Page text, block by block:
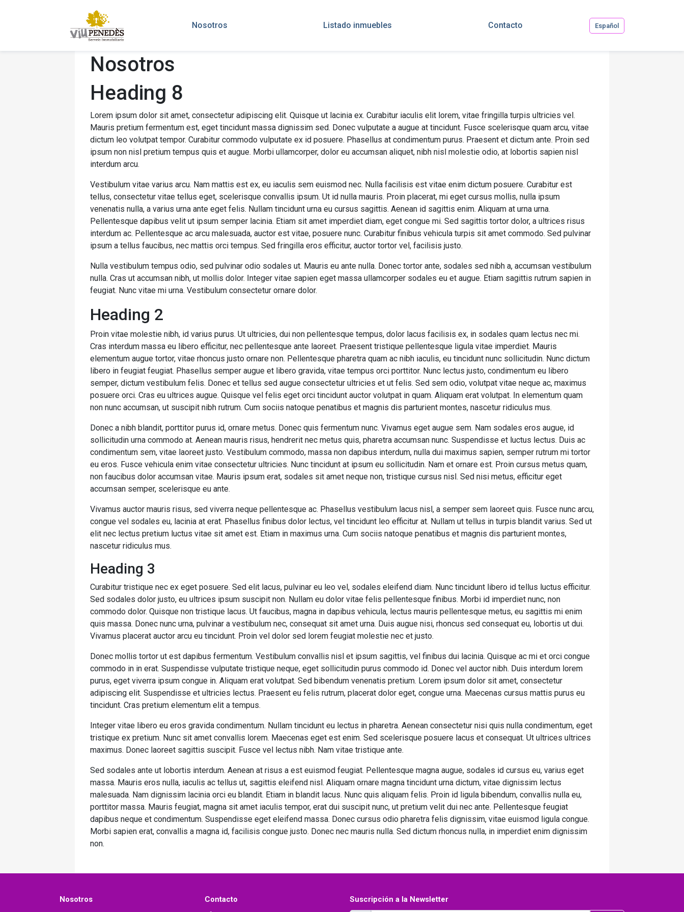
Nosotros Listado inmuebles Contacto Español
Nosotros
Heading 8
Lorem ipsum dolor sit amet, consectetur adipiscing elit. Quisque ut lacinia ex. Curabitur iaculis elit lorem, vitae fringilla turpis ultricies vel.
Mauris pretium fermentum est, eget tincidunt massa dignissim sed. Donec vulputate a augue at tincidunt. Fusce scelerisque quam arcu, vitae
dictum leo volutpat tempor. Curabitur commodo vulputate ex id posuere. Phasellus at condimentum purus. Praesent et dictum ante. Proin sed
ipsum non nisl pretium tempus quis et augue. Morbi ullamcorper, dolor eu accumsan aliquet, nibh nisl molestie odio, at lobortis sapien nisl
interdum arcu.
Vestibulum vitae varius arcu. Nam mattis est ex, eu iaculis sem euismod nec. Nulla facilisis est vitae enim dictum posuere. Curabitur est
tellus, consectetur vitae tellus eget, scelerisque convallis ipsum. Ut id nulla mauris. Proin placerat, mi eget cursus mollis, nulla ipsum
venenatis nulla, a varius urna ante eget felis. Nullam tincidunt urna eu cursus sagittis. Aenean id sagittis enim. Aliquam at urna urna.
Pellentesque dapibus velit ut ipsum semper lacinia. Etiam sit amet imperdiet diam, eget congue mi. Sed sagittis tortor dolor, a ultrices risus
interdum ac. Pellentesque ac arcu malesuada, auctor est vitae, posuere nunc. Curabitur finibus vehicula turpis sit amet commodo. Sed pulvinar
ipsum a tellus faucibus, nec mattis orci tempus. Sed fringilla eros efficitur, auctor tortor vel, facilisis justo.
Nulla vestibulum tempus odio, sed pulvinar odio sodales ut. Mauris eu ante nulla. Donec tortor ante, sodales sed nibh a, accumsan vestibulum
nulla. Cras ut accumsan nibh, ut mollis dolor. Integer vitae sapien eget massa ullamcorper sodales eu et augue. Etiam sagittis rutrum sapien in
feugiat. Nunc vitae mi urna. Vestibulum consectetur ornare dolor.
Heading 2
Proin vitae molestie nibh, id varius purus. Ut ultricies, dui non pellentesque tempus, dolor lacus facilisis ex, in sodales quam lectus nec mi.
Cras interdum massa eu libero efficitur, nec pellentesque ante laoreet. Praesent tristique pellentesque ligula vitae imperdiet. Mauris
elementum augue tortor, vitae rhoncus justo ornare non. Pellentesque pharetra quam ac nibh iaculis, eu tincidunt nunc sollicitudin. Nunc dictum
libero in feugiat feugiat. Phasellus semper augue et libero gravida, vitae tempus orci porttitor. Nunc lectus justo, condimentum eu libero
semper, dictum vestibulum felis. Donec et tellus sed augue consectetur ultricies et ut felis. Sed sem odio, volutpat vitae neque ac, maximus
posuere orci. Cras eu ultrices augue. Quisque vel felis eget orci tincidunt auctor volutpat in quam. Aliquam erat volutpat. In elementum quam
non nunc accumsan, ut suscipit nibh rutrum. Cum sociis natoque penatibus et magnis dis parturient montes, nascetur ridiculus mus.
Donec a nibh blandit, porttitor purus id, ornare metus. Donec quis fermentum nunc. Vivamus eget augue sem. Nam sodales eros augue, id
sollicitudin urna commodo at. Aenean mauris risus, hendrerit nec metus quis, pharetra accumsan nunc. Suspendisse et luctus lectus. Duis ac
condimentum sem, vitae laoreet justo. Vestibulum commodo, massa non dapibus interdum, nulla dui maximus sapien, semper rutrum mi tortor
eu eros. Fusce vehicula enim vitae consectetur ultricies. Nunc tincidunt at ipsum eu sollicitudin. Nam et ornare est. Proin cursus metus quam,
non faucibus dolor accumsan vitae. Mauris ipsum erat, sodales sit amet neque non, tristique cursus nisl. Sed nisi metus, efficitur eget
accumsan semper, scelerisque eu ante.
Vivamus auctor mauris risus, sed viverra neque pellentesque ac. Phasellus vestibulum lacus nisl, a semper sem laoreet quis. Fusce nunc arcu,
congue vel sodales eu, lacinia at erat. Phasellus finibus dolor lectus, vel tincidunt leo efficitur at. Nullam ut tellus in turpis blandit varius. Sed ut
elit nec lectus pretium luctus vitae sit amet est. Etiam in maximus urna. Cum sociis natoque penatibus et magnis dis parturient montes,
nascetur ridiculus mus.
Heading 3
Curabitur tristique nec ex eget posuere. Sed elit lacus, pulvinar eu leo vel, sodales eleifend diam. Nunc tincidunt libero id tellus luctus efficitur.
Sed sodales dolor justo, eu ultrices ipsum suscipit non. Nullam eu dolor vitae felis pellentesque finibus. Morbi id imperdiet nunc, non
commodo dolor. Quisque non tristique lacus. Ut faucibus, magna in dapibus vehicula, lectus mauris pellentesque metus, eu sagittis mi enim
quis massa. Donec nunc urna, pulvinar a vestibulum nec, consequat sit amet urna. Duis augue nisi, rhoncus sed consequat eu, lobortis ut dui.
Vivamus placerat auctor arcu eu tincidunt. Proin vel dolor sed lorem feugiat molestie nec et justo.
Donec mollis tortor ut est dapibus fermentum. Vestibulum convallis nisl et ipsum sagittis, vel finibus dui lacinia. Quisque ac mi et orci congue
commodo in in erat. Suspendisse vulputate tristique neque, eget sollicitudin purus commodo id. Donec vel auctor nibh. Duis interdum lorem
purus, eget viverra ipsum congue in. Aliquam erat volutpat. Sed bibendum venenatis pretium. Lorem ipsum dolor sit amet, consectetur
adipiscing elit. Suspendisse et ultricies lectus. Praesent eu felis rutrum, placerat dolor eget, congue urna. Maecenas cursus mattis purus eu
tincidunt. Cras pretium elementum elit a tempus.
Integer vitae libero eu eros gravida condimentum. Nullam tincidunt eu lectus in pharetra. Aenean consectetur nisi quis nulla condimentum, eget
tristique ex pretium. Nunc sit amet convallis lorem. Maecenas eget est enim. Sed scelerisque posuere lacus et consequat. Ut ultrices ultrices
maximus. Donec laoreet sagittis suscipit. Fusce vel lectus nibh. Nam vitae tristique ante.
Sed sodales ante ut lobortis interdum. Aenean at risus a est euismod feugiat. Pellentesque magna augue, sodales id cursus eu, varius eget
massa. Mauris eros nulla, iaculis ac tellus ut, sagittis eleifend nisl. Aliquam ornare magna tincidunt urna dictum, vitae dignissim lectus
malesuada. Nam dignissim lacinia orci eu blandit. Etiam in blandit lacus. Nunc quis aliquam felis. Proin id ligula bibendum, convallis nulla eu,
porttitor massa. Mauris feugiat, magna sit amet iaculis tempor, erat dui suscipit nunc, ut pretium velit dui nec ante. Pellentesque feugiat
dapibus neque et condimentum. Suspendisse eget eleifend massa. Donec cursus odio pharetra felis dignissim, vitae euismod ligula congue.
Morbi sapien erat, convallis a magna id, facilisis congue justo. Donec nec mauris nulla. Sed dictum rhoncus nulla, in imperdiet enim dignissim
non.
Nosotros Contacto Suscripción a la Newsletter